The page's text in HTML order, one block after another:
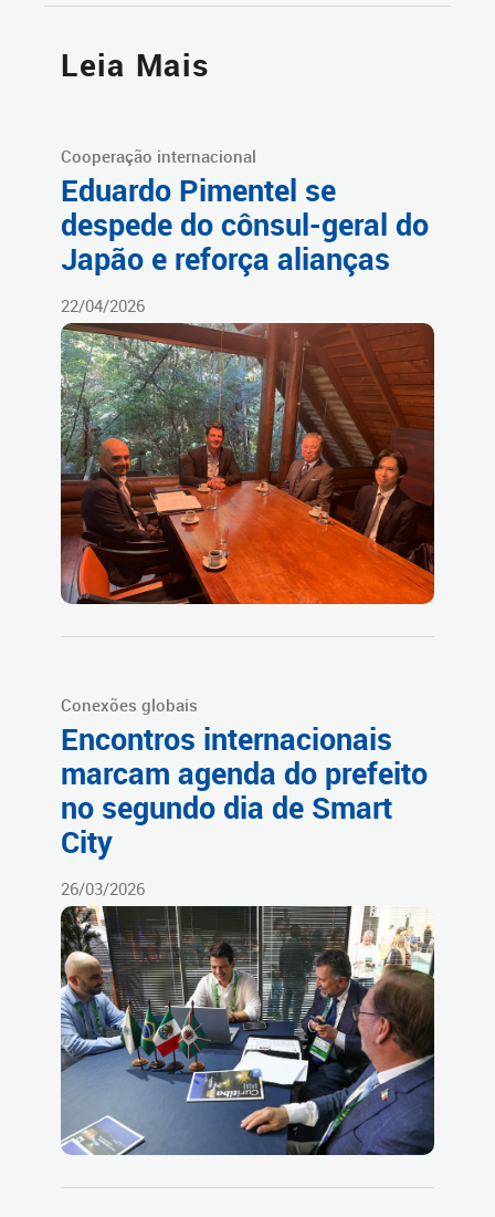
Leia Mais
Cooperação internacional
Eduardo Pimentel se
despede do cônsul-geral do
Japão e reforça alianças
22/04/2026
Conexões globais
Encontros internacionais
marcam agenda do prefeito
no segundo dia de Smart
City
26/03/2026